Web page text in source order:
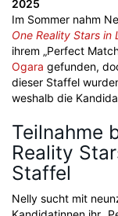
2025
Im Sommer nahm
One Reality Stars in
ihrem „Perfect
Ogara gefunden,
dieser Staffel
weshalb die
Teilnahme
Reality
Staffel
Nelly sucht mit